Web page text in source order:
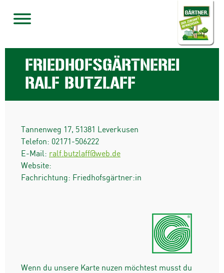
FRIEDHOFSGÄRTNEREI
RALF BUTZLAFF
Tannenweg 17, 51381 Leverkusen
Telefon: 02171-506222
E-Mail: ralf.butzlaff@web.de
Website:
Fachrichtung: Friedhofsgärtner:in
Wenn du unsere Karte nuzen möchtest musst du